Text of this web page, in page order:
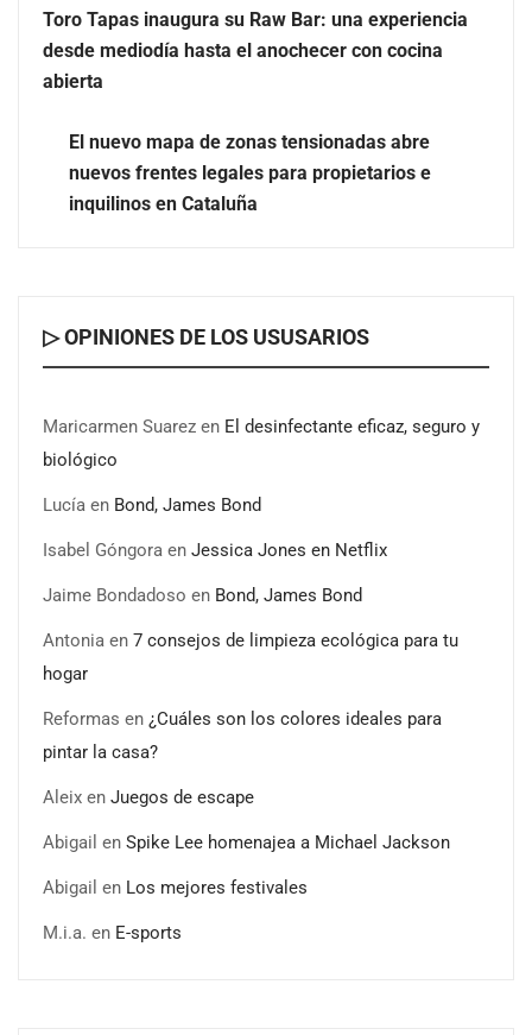
Más allá de la crema solar: la importancia de revisar
manchas y lunares
impermeabilización de las viviendas antes de las
vacaciones
Toro Tapas inaugura su Raw Bar: una experiencia
desde mediodía hasta el anochecer con cocina
abierta
El nuevo mapa de zonas tensionadas abre
nuevos frentes legales para propietarios e
inquilinos en Cataluña
▷ OPINIONES DE LOS USUSARIOS
Maricarmen Suarez en El desinfectante eficaz, seguro y
biológico
Lucía en Bond, James Bond
Isabel Góngora en Jessica Jones en Netflix
Jaime Bondadoso en Bond, James Bond
Antonia en 7 consejos de limpieza ecológica para tu
hogar
Reformas en ¿Cuáles son los colores ideales para
pintar la casa?
Aleix en Juegos de escape
Abigail en Spike Lee homenajea a Michael Jackson
Abigail en Los mejores festivales
M.i.a. en E-sports